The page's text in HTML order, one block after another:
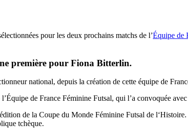
pour les deux prochains matchs de l’Équipe de
première pour Fiona Bitterlin.
national, depuis la création de cette équipe de
de France Féminine Futsal, qui l’a convoquée
de la Coupe du Monde Féminine Futsal de
tchèque.